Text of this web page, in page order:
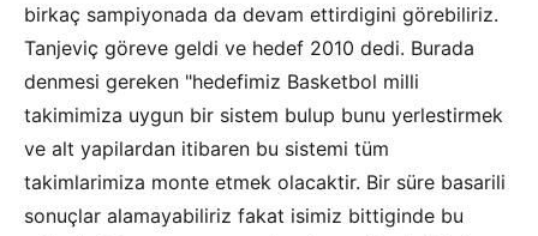
birkaç sampiyonada da devam ettirdigini görebiliriz.
Tanjeviç göreve geldi ve hedef 2010 dedi. Burada
denmesi gereken "hedefimiz Basketbol milli
takimimiza uygun bir sistem bulup bunu yerlestirmek
ve alt yapilardan itibaren bu sistemi tüm
takimlarimiza monte etmek olacaktir. Bir süre basarili
sonuçlar alamayabiliriz fakat isimiz bittiginde bu